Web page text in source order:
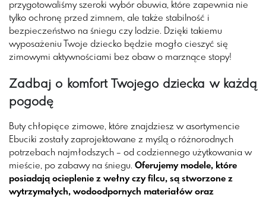
przygotowaliśmy szeroki wybór obuwia, które zapewnia nie
tylko ochronę przed zimnem, ale także stabilność i
bezpieczeństwo na śniegu czy lodzie. Dzięki takiemu
wyposażeniu Twoje dziecko będzie mogło cieszyć się
zimowymi aktywnościami bez obaw o marznące stopy!
Zadbaj o komfort Twojego dziecka w każdą
pogodę
Buty chłopięce zimowe, które znajdziesz w asortymencie
Ebuciki zostały zaprojektowane z myślą o różnorodnych
potrzebach najmłodszych – od codziennego użytkowania w
mieście, po zabawy na śniegu. Oferujemy modele, które
posiadają ocieplenie z wełny czy filcu, są stworzone z
wytrzymałych, wodoodpornych materiałów oraz